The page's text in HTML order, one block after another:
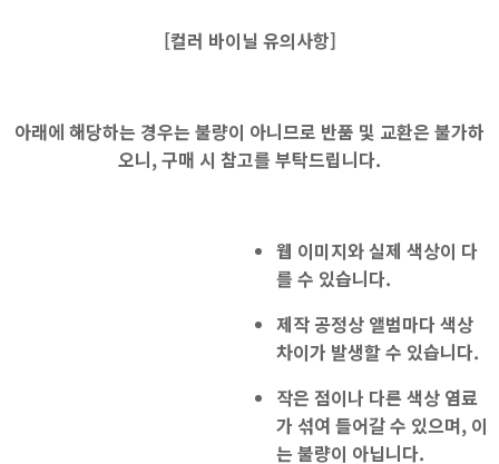
[컬러 바이닐 유의사항]
아래에 해당하는 경우는 불량이 아니므로 반품 및 교환은 불가하
오니, 구매 시 참고를 부탁드립니다.
웹 이미지와 실제 색상이 다
를 수 있습니다.
제작 공정상 앨범마다 색상
차이가 발생할 수 있습니다.
작은 점이나 다른 색상 염료
가 섞여 들어갈 수 있으며, 이
는 불량이 아닙니다.